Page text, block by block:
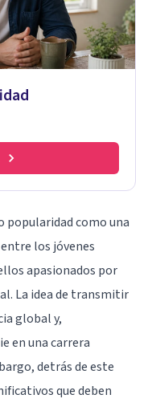
popularidad como una
los jóvenes
apasionados por
La idea de transmitir
global y,
en una carrera
detrás de este
que deben